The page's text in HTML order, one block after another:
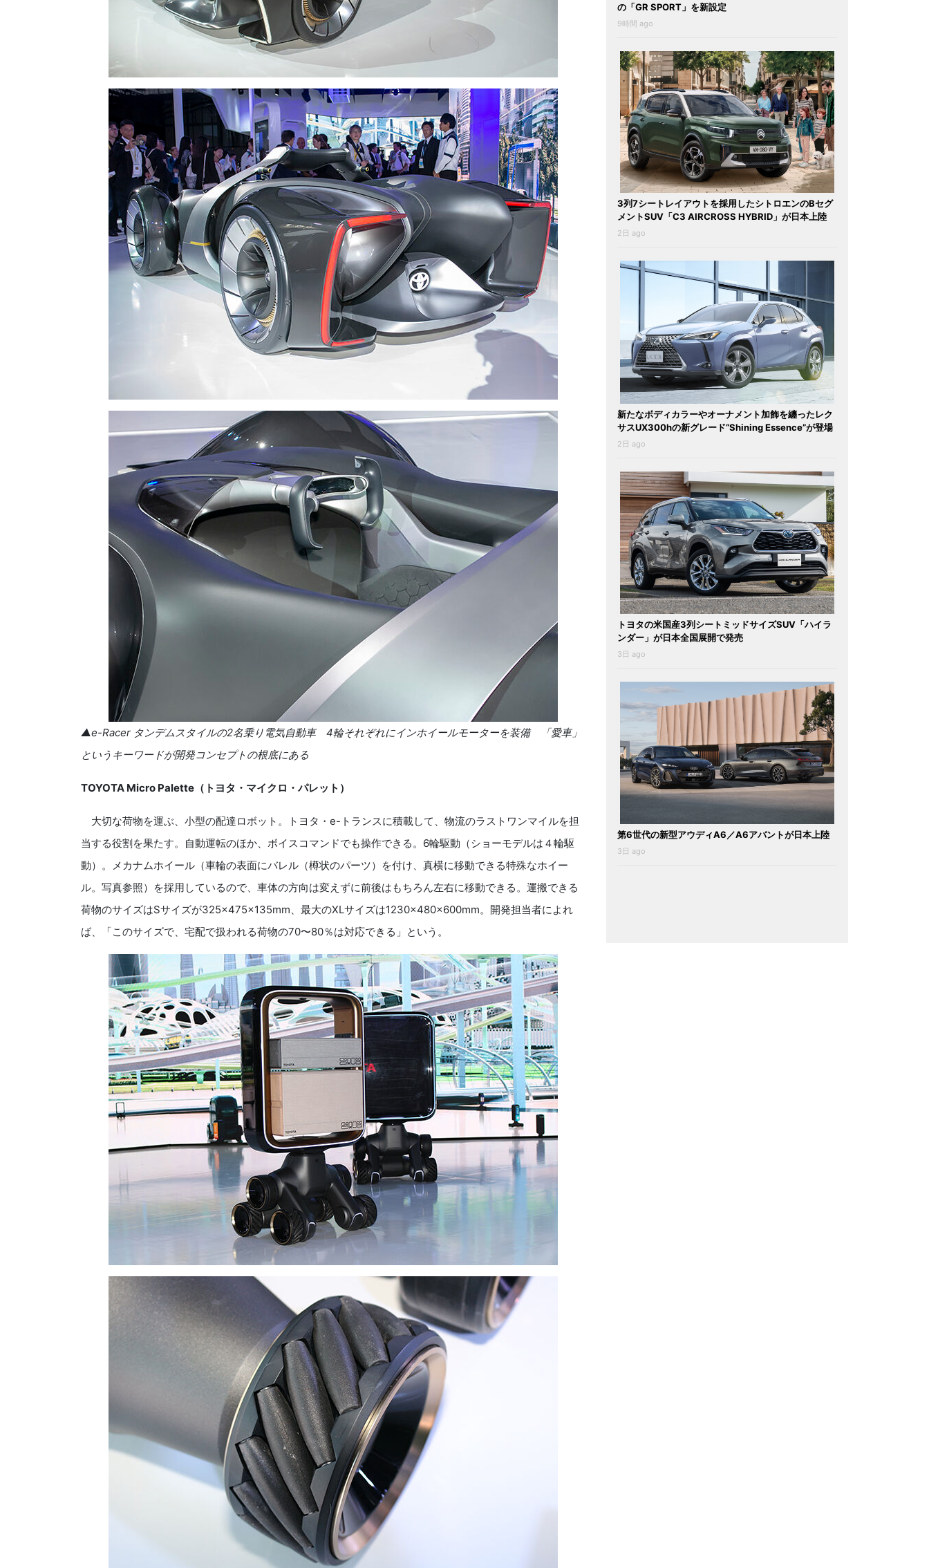
▲e-Racer タンデムスタイルの2名乗り電気自動車 4輪それぞれにインホイールモーターを装備 「愛車」
というキーワードが開発コンセプトの根底にある
TOYOTA Micro Palette（トヨタ・マイクロ・パレット）
大切な荷物を運ぶ、小型の配達ロボット。トヨタ・e-トランスに積載して、物流のラストワンマイルを担
当する役割を果たす。自動運転のほか、ボイスコマンドでも操作できる。6輪駆動（ショーモデルは４輪駆
動）。メカナムホイール（車輪の表面にバレル（樽状のパーツ）を付け、真横に移動できる特殊なホイー
ル。写真参照）を採用しているので、車体の方向は変えずに前後はもちろん左右に移動できる。運搬できる
荷物のサイズはSサイズが325×475×135mm、最大のXLサイズは1230×480×600mm。開発担当者によれ
ば、「このサイズで、宅配で扱われる荷物の70〜80％は対応できる」という。
の「GR SPORT」を新設定
9時間 ago
3列7シートレイアウトを採用したシトロエンのBセグ
メントSUV「C3 AIRCROSS HYBRID」が日本上陸
2日 ago
新たなボディカラーやオーナメント加飾を纏ったレク
サスUX300hの新グレード“Shining Essence”が登場
2日 ago
トヨタの米国産3列シートミッドサイズSUV「ハイラ
ンダー」が日本全国展開で発売
3日 ago
第6世代の新型アウディA6／A6アバントが日本上陸
3日 ago